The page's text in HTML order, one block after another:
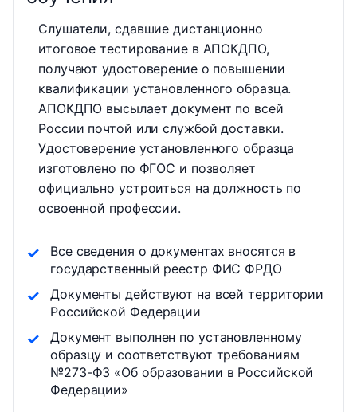
Слушатели, сдавшие дистанционно
итоговое тестирование в АПОКДПО,
получают удостоверение о повышении
квалификации установленного образца.
АПОКДПО высылает документ по всей
России почтой или службой доставки.
Удостоверение установленного образца
изготовлено по ФГОС и позволяет
официально устроиться на должность по
освоенной профессии.
Все сведения о документах вносятся в
государственный реестр ФИС ФРДО
Документы действуют на всей территории
Российской Федерации
Документ выполнен по установленному
образцу и соответствуют требованиям
№273-ФЗ «Об образовании в Российской
Федерации»